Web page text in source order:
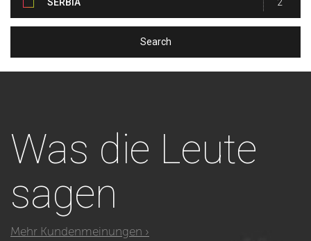
Was die Leute
sagen
Mehr Kundenmeinungen ›